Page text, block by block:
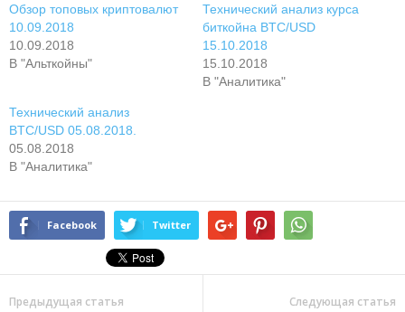
Обзор топовых криптовалют
10.09.2018
10.09.2018
В "Альткойны"
Технический анализ курса
биткойна BTC/USD
15.10.2018
15.10.2018
В "Аналитика"
Технический анализ
BTC/USD 05.08.2018.
05.08.2018
В "Аналитика"
Facebook Twitter
Предыдущая статья Следующая статья